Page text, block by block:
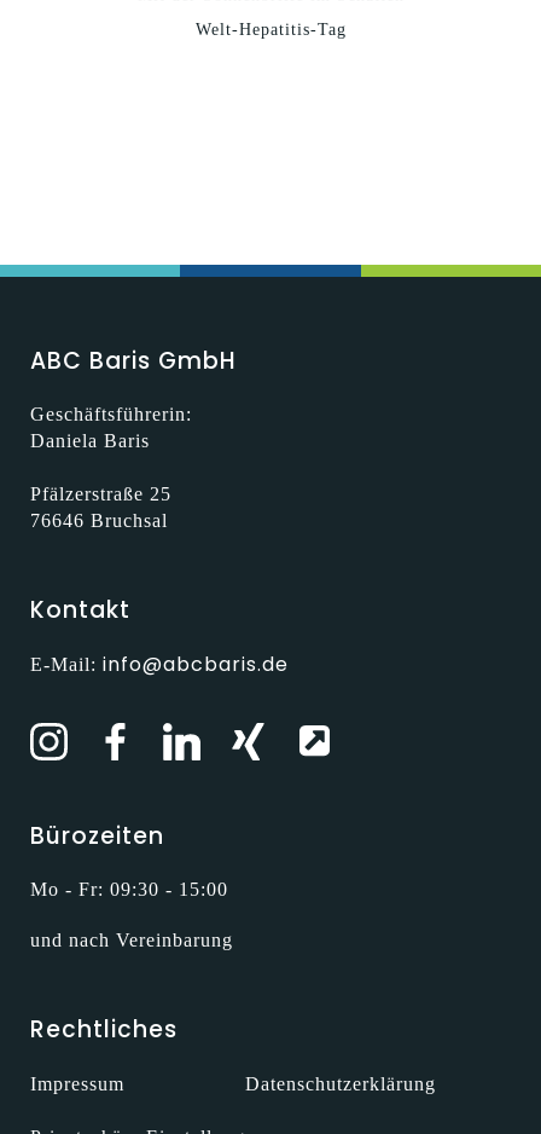
Welt-Hepatitis-Tag
ABC Baris GmbH
Geschäftsführerin:
Daniela Baris
Pfälzerstraße 25
76646 Bruchsal
Kontakt
E-Mail: info@abcbaris.de
Bürozeiten
Mo - Fr: 09:30 - 15:00
und nach Vereinbarung
Rechtliches
Impressum Datenschutzerklärung